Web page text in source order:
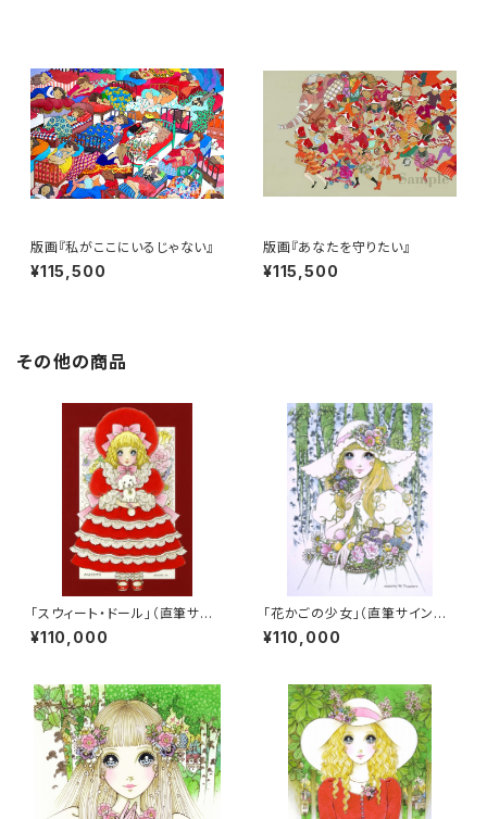
版画『私がここにいるじゃない』
¥115,500
版画『あなたを守りたい』
¥115,500
その他の商品
「スウィート・ドール」（直筆サイ
ン入り）
¥110,000
「花かごの少女」（直筆サイン入
り）
¥110,000